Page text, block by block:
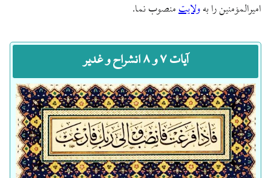
امیرالمؤمنین را بهولایتمنصوب نما.
آیات ۷ و ۸ انشراح و غدیر